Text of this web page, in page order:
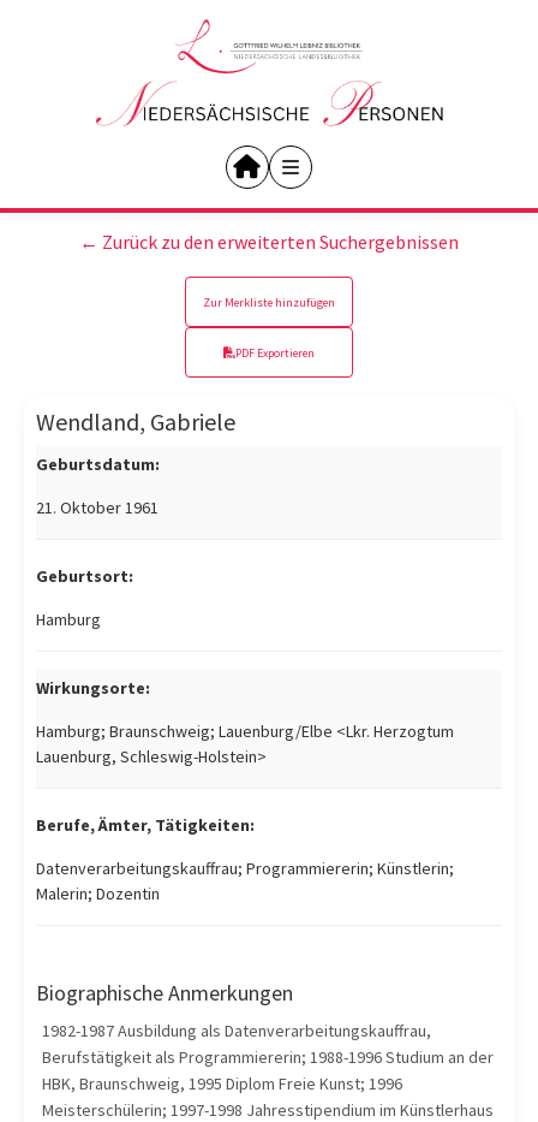
← Zurück zu den erweiterten Suchergebnissen
Zur Merkliste hinzufügen
PDF Exportieren
Wendland, Gabriele
Geburtsdatum:
21. Oktober 1961
Geburtsort:
Hamburg
Wirkungsorte:
Hamburg; Braunschweig; Lauenburg/Elbe <Lkr. Herzogtum
Lauenburg, Schleswig-Holstein>
Berufe, Ämter, Tätigkeiten:
Datenverarbeitungskauffrau; Programmiererin; Künstlerin;
Malerin; Dozentin
Biographische Anmerkungen
1982-1987 Ausbildung als Datenverarbeitungskauffrau,
Berufstätigkeit als Programmiererin; 1988-1996 Studium an der
HBK, Braunschweig, 1995 Diplom Freie Kunst; 1996
Meisterschülerin; 1997-1998 Jahresstipendium im Künstlerhaus